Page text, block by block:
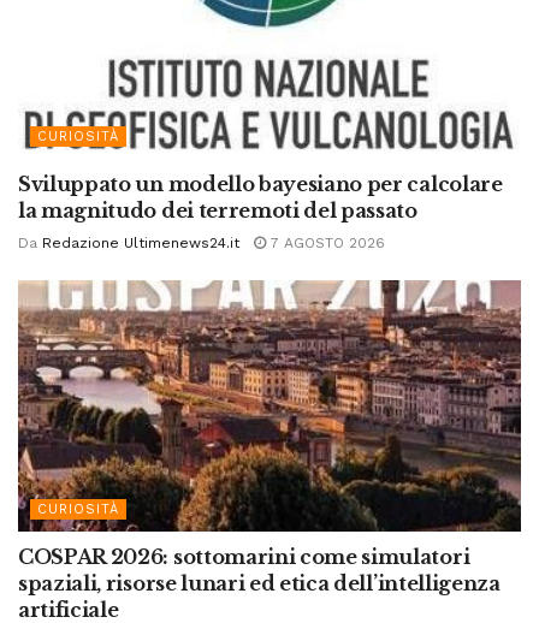
CURIOSITÀ
Sviluppato un modello bayesiano per calcolare
la magnitudo dei terremoti del passato
Da Redazione Ultimenews24.it 7 AGOSTO 2026
CURIOSITÀ
COSPAR 2026: sottomarini come simulatori
spaziali, risorse lunari ed etica dell’intelligenza
artificiale